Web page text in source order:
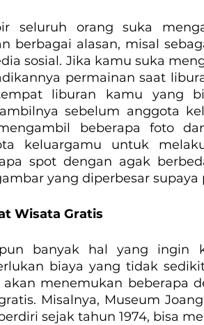
seluruh orang suka
berbagai alasan, misal
sosial. Jika kamu suka
permainan saat
liburan kamu yang
sebelum anggota
beberapa foto
keluargamu untuk
spot dengan agak
yang diperbesar
Wisata Gratis
banyak hal yang ingin
biaya yang tidak
menemukan beberapa
Misalnya, Museum
sejak tahun 1974, bisa